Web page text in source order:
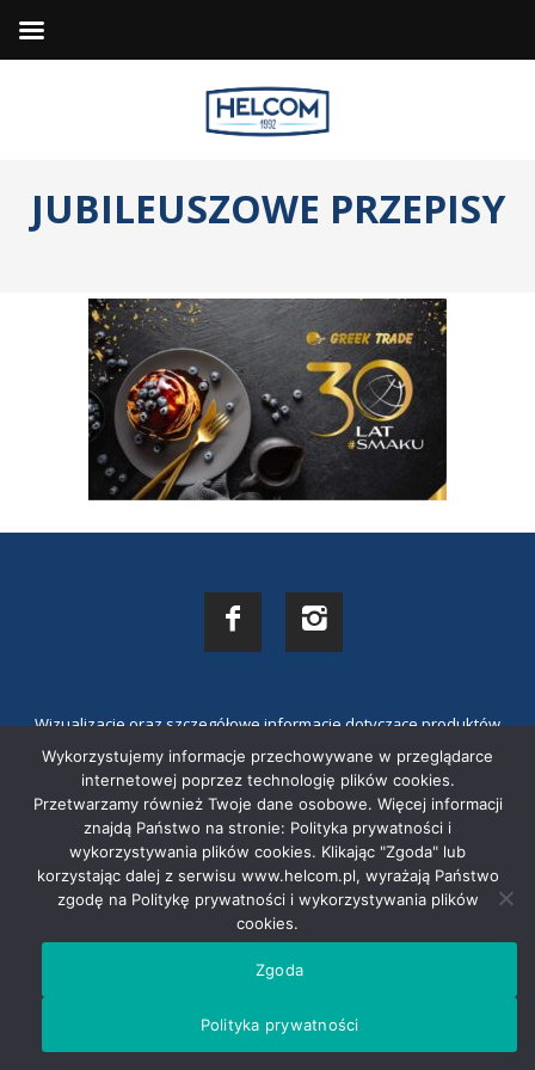
JUBILEUSZOWE PRZEPISY
Wizualizacje oraz szczegółowe informacje dotyczące produktów
znajdujące się na stronie internetowej mają charakter poglądowy i mogą
odbiegać od rzeczywistego wyglądu produktów.
Wykorzystujemy informacje przechowywane w przeglądarce
internetowej poprzez technologię plików cookies.
Przetwarzamy również Twoje dane osobowe. Więcej informacji
znajdą Państwo na stronie: Polityka prywatności i
wykorzystywania plików cookies. Klikając "Zgoda" lub
korzystając dalej z serwisu www.helcom.pl, wyrażają Państwo
zgodę na Politykę prywatności i wykorzystywania plików
cookies.
Zgoda
Polityka prywatności